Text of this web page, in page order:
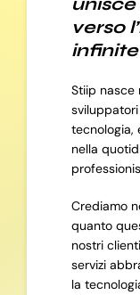
verso
infinite
Stiip nasce
tecnologia,
nella
Crediamo
quanto
nostri
servizi
la